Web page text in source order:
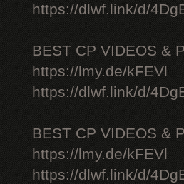
https://dlwf.link/d/
BEST CP VIDEOS &
https://lmy.de/kFEVl
https://dlwf.link/d/
BEST CP VIDEOS &
https://lmy.de/kFEVl
https://dlwf.link/d/